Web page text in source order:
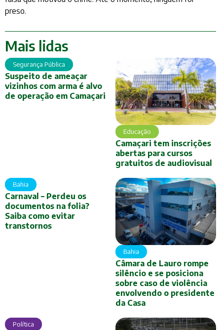
preso.
Mais lidas
Segurança Pública
Suspeito de ameaçar
vizinhos com arma é alvo
de operação em Camaçari
Educação
Camaçari tem inscrições
abertas para cursos
gratuitos de audiovisual
Bahia
Carnaval – Perdeu os
documentos na folia?
Saiba como evitar
transtornos
Bahia
Câmara de Lauro rompe
silêncio e se posiciona
sobre caso de violência
envolvendo o presidente
da Casa
Política